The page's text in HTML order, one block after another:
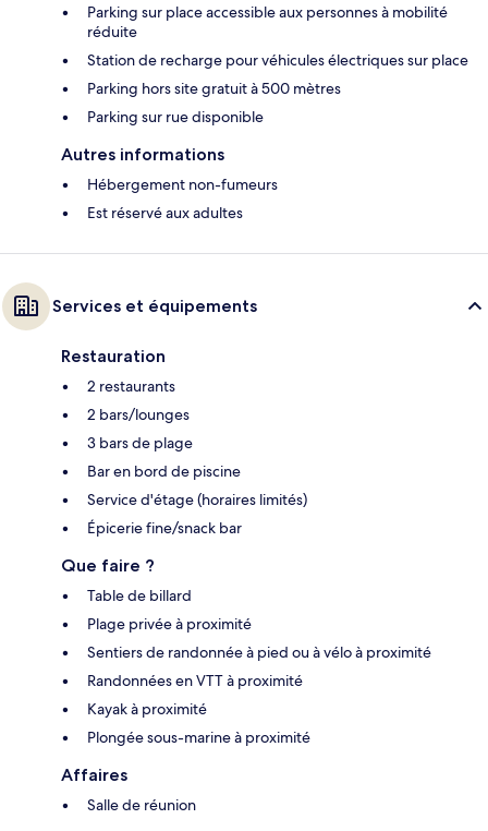
Parking sur place accessible aux personnes à mobilité
réduite
Station de recharge pour véhicules électriques sur place
Parking hors site gratuit à 500 mètres
Parking sur rue disponible
Autres informations
Hébergement non-fumeurs
Est réservé aux adultes
Services et équipements
Restauration
2 restaurants
2 bars/lounges
3 bars de plage
Bar en bord de piscine
Service d'étage (horaires limités)
Épicerie fine/snack bar
Que faire ?
Table de billard
Plage privée à proximité
Sentiers de randonnée à pied ou à vélo à proximité
Randonnées en VTT à proximité
Kayak à proximité
Plongée sous-marine à proximité
Affaires
Salle de réunion